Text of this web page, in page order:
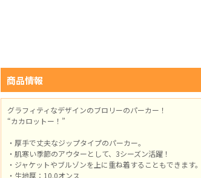
商品情報
グラフィティなデザインのブロリーのパーカー！
“カカロットー！”
・厚手で丈夫なジップタイプのパーカー。
・肌寒い季節のアウターとして、3シーズン活躍！
・ジャケットやブルゾンを上に重ね着することもできます。
・生地厚：10.0オンス